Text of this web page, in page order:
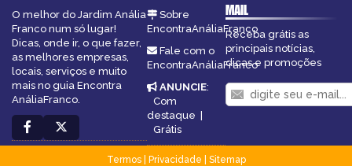
O melhor do Jardim Anália
Franco num só lugar!
Dicas, onde ir, o que fazer,
as melhores empresas,
locais, serviços e muito
mais no guia Encontra
AnáliaFranco.
Sobre
EncontraAnáliaFranco
Fale com o
EncontraAnáliaFranco
ANUNCIE:
Com
destaque |
Grátis
MAIL
Receba grátis as
principais notícias,
dicas e promoções
Termos| Privacidade
Sitemap